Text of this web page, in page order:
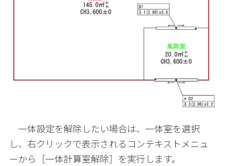
一体設定を解除したい場合は、一体室を選択
し、右クリックで表示されるコンテキストメニュ
ーから［一体計算室解除］を実行します。